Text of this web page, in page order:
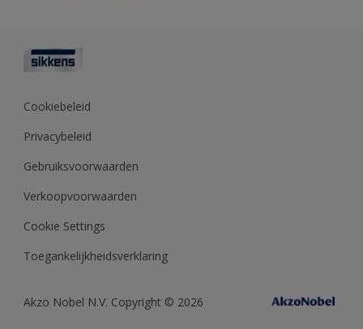
Polyfilla Pro
Sikkens Center
Kleurcollecties
Kennisbank
Cookiebeleid
Privacybeleid
Gebruiksvoorwaarden
Verkoopvoorwaarden
Cookie Settings
Toegankelijkheidsverklaring
Akzo Nobel N.V. Copyright © 2026